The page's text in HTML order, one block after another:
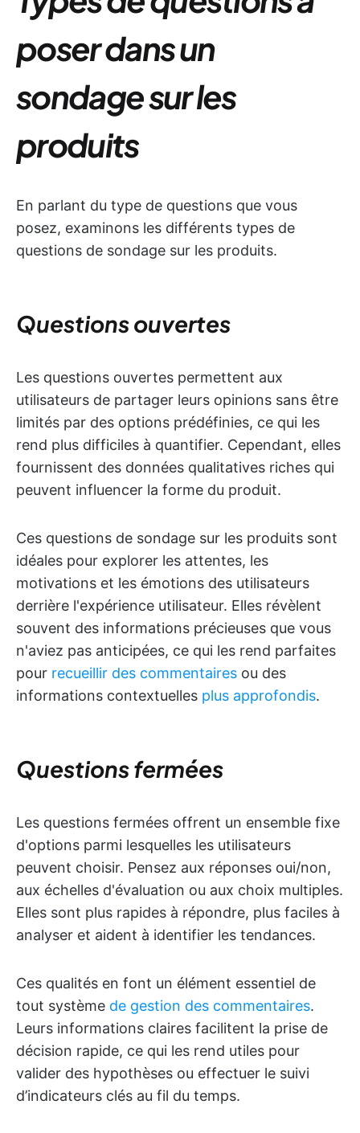
poser dans un
sondage sur les
produits
En parlant du type de questions que vous
posez, examinons les différents types de
questions de sondage sur les produits.
Questions ouvertes
Les questions ouvertes permettent aux
utilisateurs de partager leurs opinions sans être
limités par des options prédéfinies, ce qui les
rend plus difficiles à quantifier. Cependant, elles
fournissent des données qualitatives riches qui
peuvent influencer la forme du produit.
Ces questions de sondage sur les produits sont
idéales pour explorer les attentes, les
motivations et les émotions des utilisateurs
derrière l'expérience utilisateur. Elles révèlent
souvent des informations précieuses que vous
n'aviez pas anticipées, ce qui les rend parfaites
pour recueillir des commentaires ou des
informations contextuelles plus approfondis.
Questions fermées
Les questions fermées offrent un ensemble fixe
d'options parmi lesquelles les utilisateurs
peuvent choisir. Pensez aux réponses oui/non,
aux échelles d'évaluation ou aux choix multiples.
Elles sont plus rapides à répondre, plus faciles à
analyser et aident à identifier les tendances.
Ces qualités en font un élément essentiel de
tout système de gestion des commentaires.
Leurs informations claires facilitent la prise de
décision rapide, ce qui les rend utiles pour
valider des hypothèses ou effectuer le suivi
d’indicateurs clés au fil du temps.